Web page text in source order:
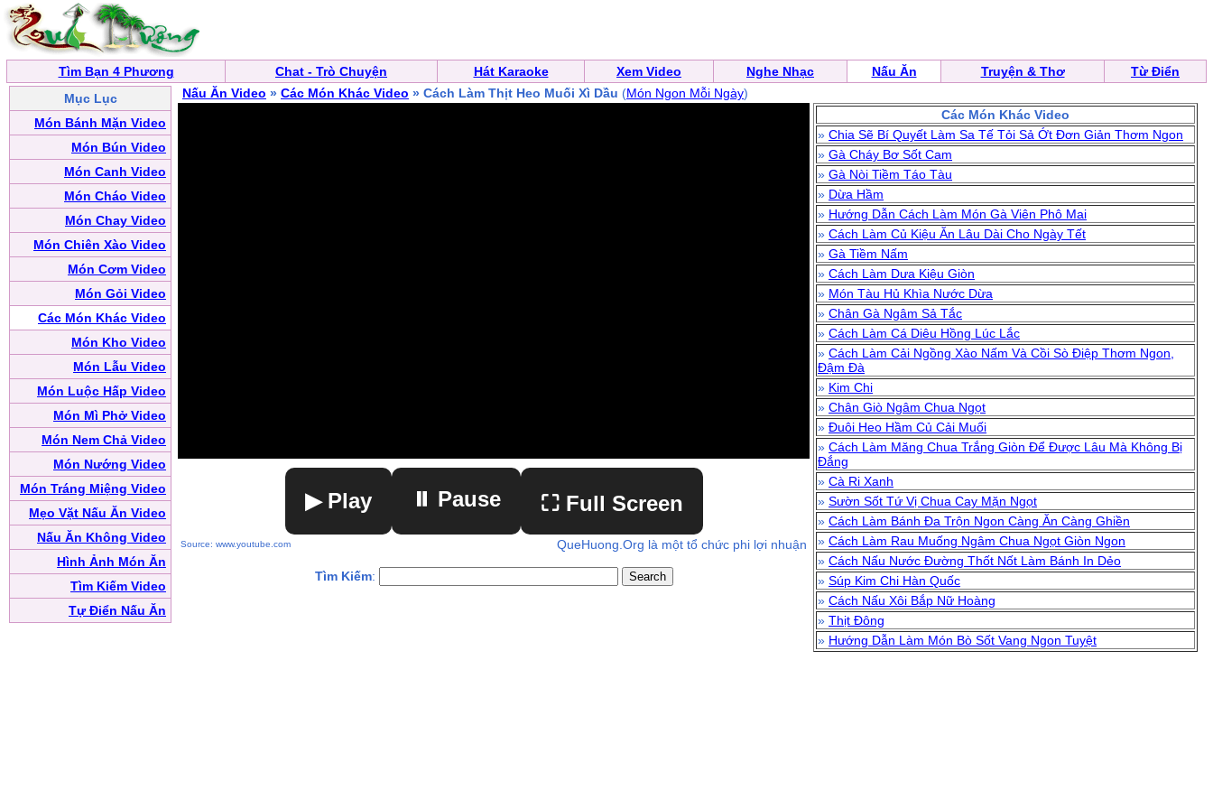
Tìm Bạn 4 Phương Chat - Trò Chuyện Hát Karaoke Xem Video Nghe Nhạc Nấu Ăn Truyện & Thơ
Từ Điển
Mục Lục
Món Bánh Mặn Video
Món Bún Video
Món Canh Video
Món Cháo Video
Món Chay Video
Món Chiên Xào Video
Món Cơm Video
Món Gỏi Video
Các Món Khác Video
Món Kho Video
Món Lẫu Video
Món Luộc Hấp Video
Món Mì Phở Video
Món Nem Chả Video
Món Nướng Video
Món Tráng Miệng Video
Mẹo Vặt Nấu Ăn Video
Nấu Ăn Không Video
Hình Ảnh Món Ăn
Tìm Kiếm Video
Tự Điển Nấu Ăn
Nấu Ăn Video » Các Món Khác Video » Cách Làm Thịt Heo Muối Xì Dầu (Món Ngon Mỗi Ngày)
▶ Play ⏸ Pause ⛶ Full Screen
Source: www.youtube.com QueHuong.Org là một tổ chức phi lợi nhuận
Tìm Kiếm:
Các Món Khác Video
» Chia Sẽ Bí Quyết Làm Sa Tế Tỏi Sả Ớt Đơn Giản Thơm Ngon
» Gà Cháy Bơ Sốt Cam
» Gà Nòi Tiềm Táo Tàu
» Dừa Hầm
» Hướng Dẫn Cách Làm Món Gà Viên Phô Mai
» Cách Làm Củ Kiệu Ăn Lâu Dài Cho Ngày Tết
» Gà Tiềm Nấm
» Cách Làm Dưa Kiệu Giòn
» Món Tàu Hủ Khìa Nước Dừa
» Chân Gà Ngâm Sả Tắc
» Cách Làm Cá Diêu Hồng Lúc Lắc
» Cách Làm Cải Ngồng Xào Nấm Và Cồi Sò Điệp Thơm Ngon,
Đậm Đà
» Kim Chi
» Chân Giò Ngâm Chua Ngọt
» Đuôi Heo Hầm Củ Cải Muối
» Cách Làm Măng Chua Trắng Giòn Để Được Lâu Mà Không Bị
Đắng
» Cà Ri Xanh
» Sườn Sốt Tứ Vị Chua Cay Mặn Ngọt
» Cách Làm Bánh Đa Trộn Ngon Càng Ăn Càng Ghiền
» Cách Làm Rau Muống Ngâm Chua Ngọt Giòn Ngon
» Cách Nấu Nước Đường Thốt Nốt Làm Bánh In Dẻo
» Súp Kim Chi Hàn Quốc
» Cách Nấu Xôi Bắp Nữ Hoàng
» Thịt Đông
» Hướng Dẫn Làm Món Bò Sốt Vang Ngon Tuyệt